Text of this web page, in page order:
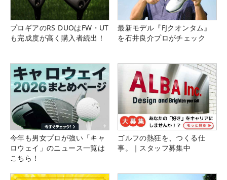
プロギアのRS DUOはFW・UT
も完成度が高く購入者続出！
最新モデル『FJクオンタム』
を石井良介プロがチェック
今年も男女プロが強い「キャ
ロウェイ」のニュース一覧は
こちら！
ゴルフの熱狂を、つくる仕
事。｜スタッフ募集中